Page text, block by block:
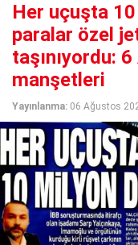
Her uçuşta
paralar özel
taşınıyordu:
manşetleri
Yayınlanma: 06 Ağustos